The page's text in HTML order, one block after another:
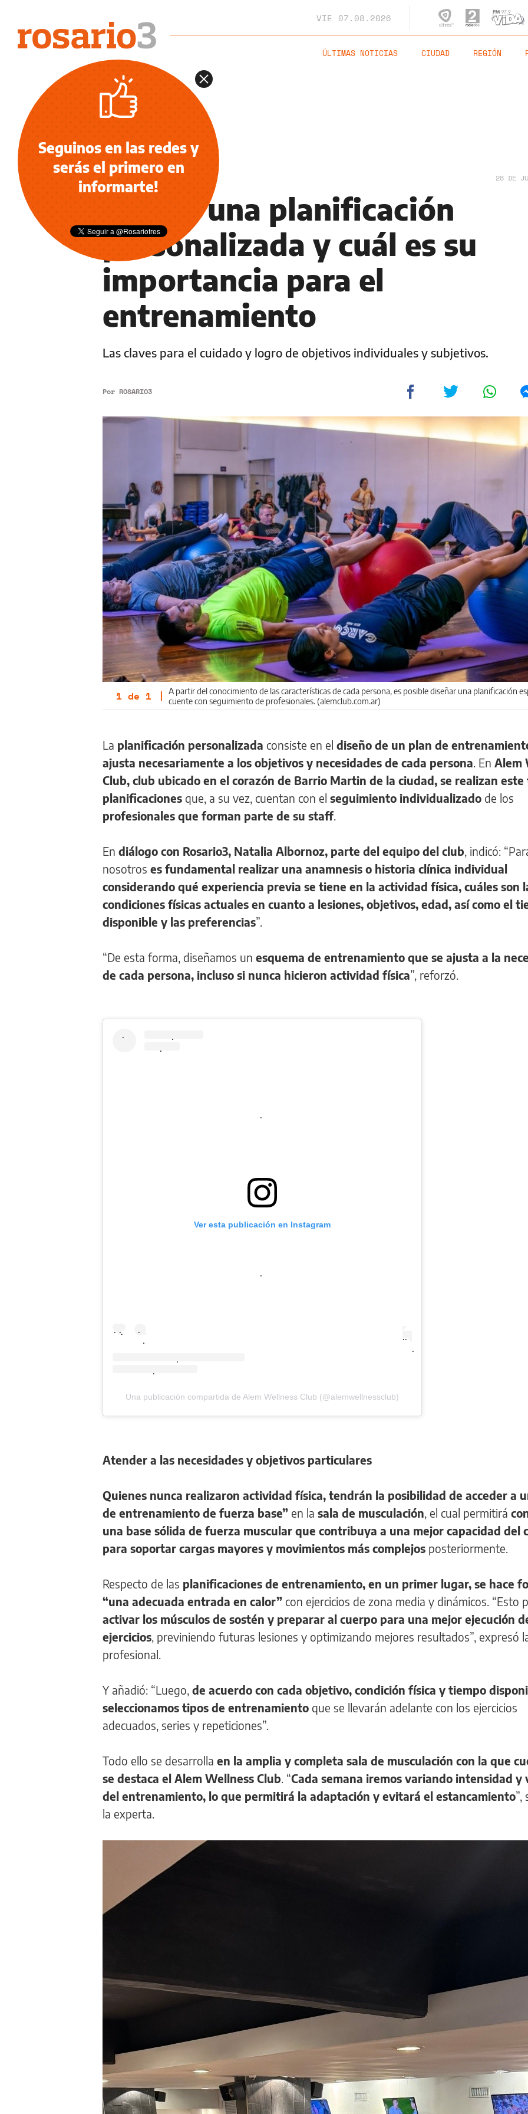
VIE 07.08.2026
ÚLTIMAS NOTICIAS CIUDAD REGIÓN
LIFESTYLE 28 DE
Qué es una planificación
personalizada y cuál es su
importancia para el
entrenamiento
Las claves para el cuidado y logro de objetivos individuales y subjetivos.
Por ROSARIO3
1 de 1 |
A partir del conocimiento de las características de cada persona, es posible diseñar una planificación
cuente con seguimiento de profesionales. (alemclub.com.ar)
La planificación personalizada consiste en el diseño de un plan de
ajusta necesariamente a los objetivos y necesidades de cada persona . En Alem
Club, club ubicado en el corazón de Barrio Martin de la ciudad, se realizan este
planificaciones que, a su vez, cuentan con el seguimiento individualizado de los
profesionales que forman parte de su staff
En diálogo con Rosario3, Natalia Albornoz, parte del equipo del club , indicó:
nosotros es fundamental realizar una anamnesis o historia clínica individual
considerando qué experiencia previa se tiene en la actividad física, cuáles son
condiciones físicas actuales en cuanto a lesiones, objetivos, edad, así como el
disponible y las preferencias”.
“De esta forma, diseñamos un esquema de entrenamiento que se ajusta a la
de cada persona, incluso si nunca hicieron actividad física”, reforzó.
.
.
.
.
Ver esta publicación en Instagram
.
..
. .
. ..
.
.
.
Una publicación compartida de Alem Wellness Club (@alemwellnessclub)
Atender a las necesidades y objetivos particulares
Quienes nunca realizaron actividad física, tendrán la posibilidad de acceder a
de entrenamiento de fuerza base” en la sala de musculación , el cual permitirá
una base sólida de fuerza muscular que contribuya a una mejor capacidad del
para soportar cargas mayores y movimientos más complejos posteriormente.
Respecto de las planificaciones de entrenamiento, en un primer lugar, se hace
“una adecuada entrada en calor” con ejercicios de zona media y dinámicos. “Esto
activar los músculos de sostén y preparar al cuerpo para una mejor ejecución
ejercicios , previniendo futuras lesiones y optimizando mejores resultados”, expresó
profesional.
Y añadió: “Luego, de acuerdo con cada objetivo, condición física y tiempo
seleccionamos tipos de entrenamiento que se llevarán adelante con los ejercicios
adecuados, series y repeticiones”.
Todo ello se desarrolla en la amplia y completa sala de musculación con la que
se destaca el Alem Wellness Club . “Cada semana iremos variando intensidad y
del entrenamiento, lo que permitirá la adaptación y evitará el estancamiento”,
la experta.
Seguinos en las redes y
serás el primero en
informarte!